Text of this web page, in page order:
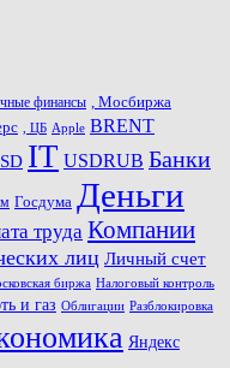
финансы , Мосбиржа
, ЦБ Apple BRENT
IT USDRUB Банки
Госдума Деньги
труда Компании
лиц Личный счет
биржа Налоговый контроль
и газ Облигации Разблокировка
Яндекс